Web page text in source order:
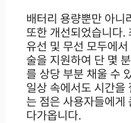
배터리 용량뿐만 아니
또한 개선되었습니다.
유선 및 무선 모두에서
술을 지원하여 단 몇
를 상당 부분 채울 수
일상 속에서도 시간을
는 점은 사용자들에게
다가옵니다.